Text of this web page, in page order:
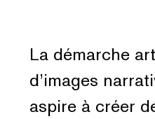
La démarche
d’images
aspire à créer